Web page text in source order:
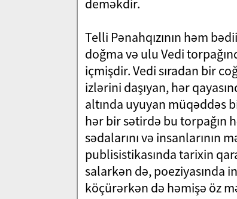
deməkdir.
Telli Pənahqızının həm
doğma və ulu Vedi
içmişdir. Vedi sıradan bir
izlərini daşıyan, hər
altında uyuyan müqəddəs
hər bir sətirdə bu torpağın
sədalarını və insanlarının
publisistikasında tarixin
salarkən də, poeziyasında
köçürərkən də həmişə öz